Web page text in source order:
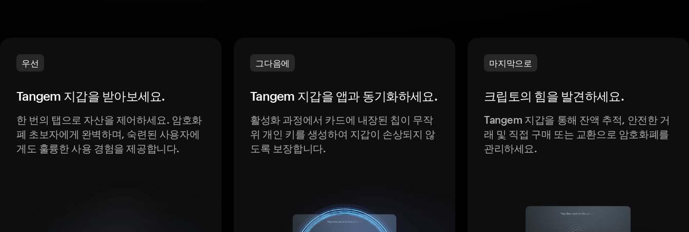
우선
Tangem 지갑을 받아보세요.
한 번의 탭으로 자산을 제어하세요. 암호화
폐 초보자에게 완벽하며, 숙련된 사용자에
게도 훌륭한 사용 경험을 제공합니다.
그다음에
Tangem 지갑을 앱과 동기화하세요.
활성화 과정에서 카드에 내장된 칩이 무작
위 개인 키를 생성하여 지갑이 손상되지 않
도록 보장합니다.
마지막으로
크립토의 힘을 발견하세요.
Tangem 지갑을 통해 잔액 추적, 안전한 거
래 및 직접 구매 또는 교환으로 암호화폐를
관리하세요.